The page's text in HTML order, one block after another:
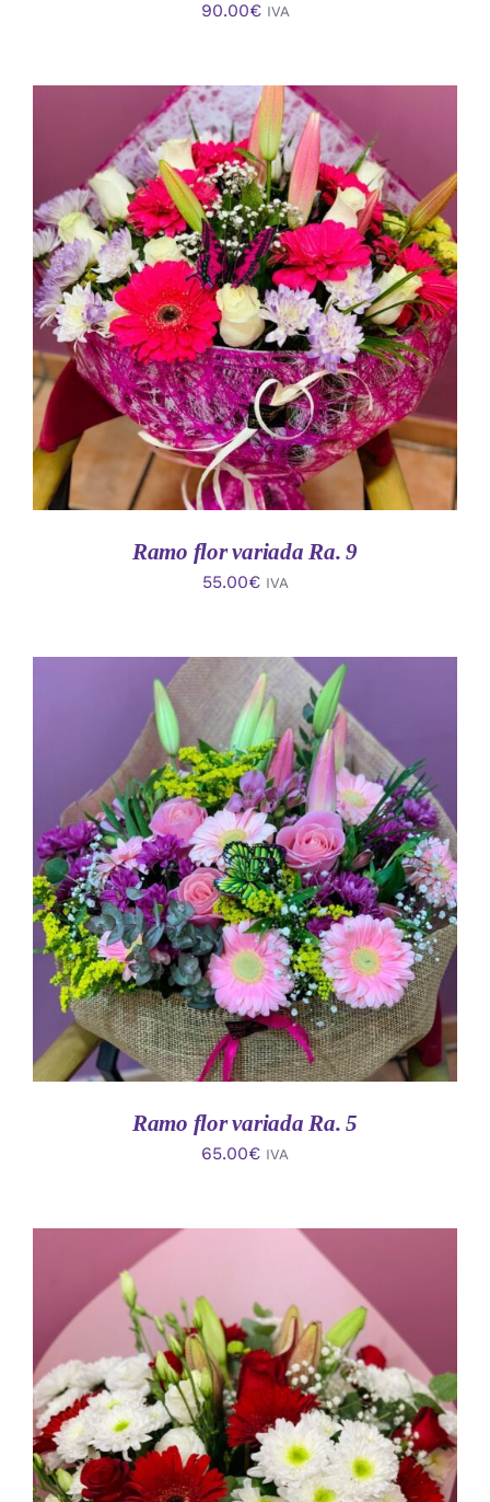
90.00€ IVA
AÑADIR AL CARRITO
/
DETALLES
Ramo flor variada Ra. 9
55.00€ IVA
AÑADIR AL CARRITO
/
DETALLES
Ramo flor variada Ra. 5
65.00€ IVA
AÑADIR AL CARRITO
/
DETALLES